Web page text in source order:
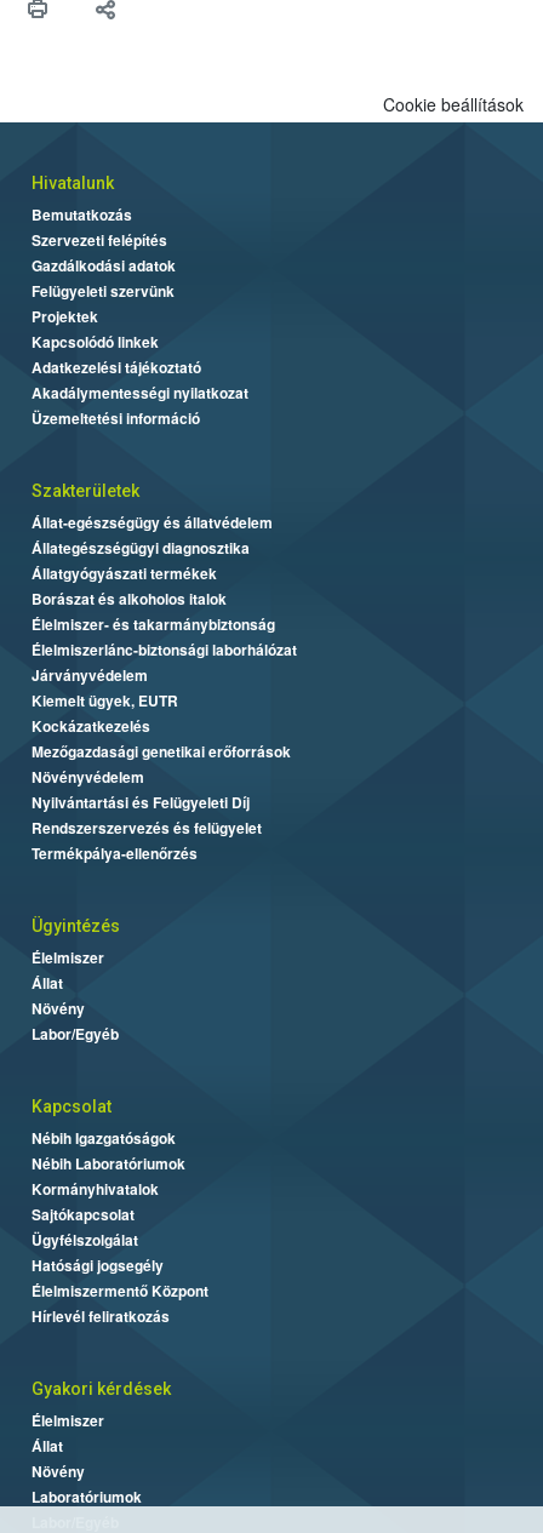
felhasználók számára is elérhető és ökológiai termesztésben is
Cookie beállítások
Hivatalunk
Bemutatkozás
Szervezeti felépítés
Gazdálkodási adatok
Felügyeleti szervünk
Projektek
Kapcsolódó linkek
Adatkezelési tájékoztató
Akadálymentességi nyilatkozat
Üzemeltetési információ
Szakterületek
Állat-egészségügy és állatvédelem
Állategészségügyi diagnosztika
Állatgyógyászati termékek
Borászat és alkoholos italok
Élelmiszer- és takarmánybiztonság
Élelmiszerlánc-biztonsági laborhálózat
Járványvédelem
Kiemelt ügyek, EUTR
Kockázatkezelés
Mezőgazdasági genetikai erőforrások
Növényvédelem
Nyilvántartási és Felügyeleti Díj
Rendszerszervezés és felügyelet
Termékpálya-ellenőrzés
Ügyintézés
Élelmiszer
Állat
Növény
Labor/Egyéb
Kapcsolat
Nébih Igazgatóságok
Nébih Laboratóriumok
Kormányhivatalok
Sajtókapcsolat
Ügyfélszolgálat
Hatósági jogsegély
Élelmiszermentő Központ
Hírlevél feliratkozás
Gyakori kérdések
Élelmiszer
Állat
Növény
Laboratóriumok